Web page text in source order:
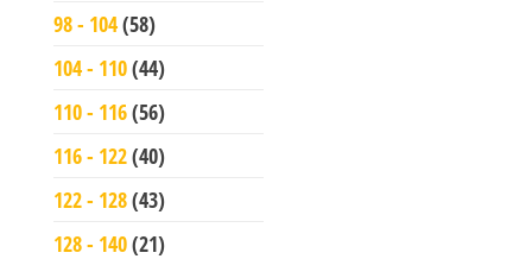
98 - 104(58)
104 - 110(44)
110 - 116(56)
116 - 122(40)
122 - 128(43)
128 - 140(21)